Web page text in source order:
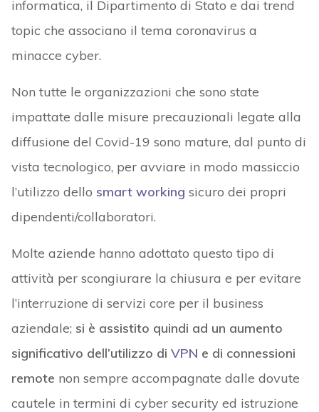
informatica, il Dipartimento di Stato e dai trend
topic che associano il tema coronavirus a
minacce cyber.
Non tutte le organizzazioni che sono state
impattate dalle misure precauzionali legate alla
diffusione del Covid-19 sono mature, dal punto di
vista tecnologico, per avviare in modo massiccio
l’utilizzo dello smart working sicuro dei propri
dipendenti/collaboratori.
Molte aziende hanno adottato questo tipo di
attività per scongiurare la chiusura e per evitare
l’interruzione di servizi core per il business
aziendale; si è assistito quindi ad un aumento
significativo dell’utilizzo di VPN e di connessioni
remote non sempre accompagnate dalle dovute
cautele in termini di cyber security ed istruzione